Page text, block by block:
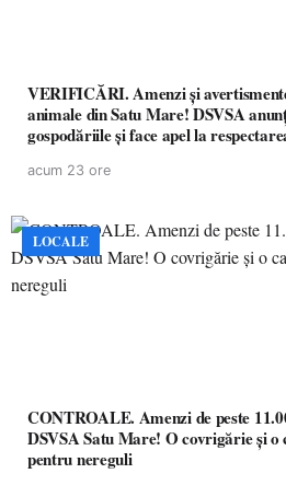
VERIFICĂRI. Amenzi și
animale din Satu Mare! DSVSA
gospodăriile și face apel la
acum 23 ore
LOCALE
CONTROALE. Amenzi de peste
DSVSA Satu Mare! O covrigărie și o
pentru nereguli